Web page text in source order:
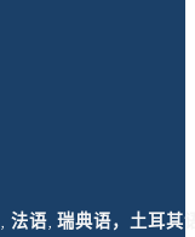
, 法语,瑞典语，土耳其